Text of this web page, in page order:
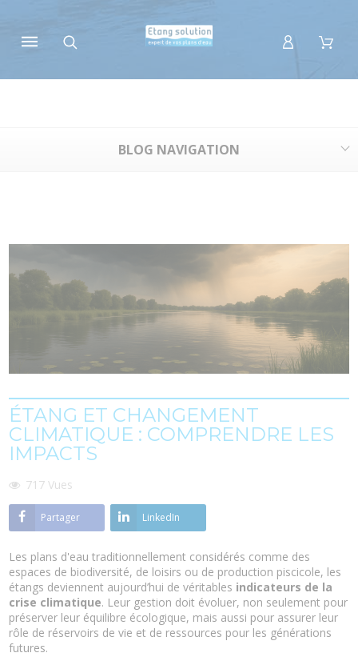
BLOG NAVIGATION
ÉTANG ET CHANGEMENT
CLIMATIQUE : COMPRENDRE LES
IMPACTS
717Vues
Partager LinkedIn
Les plans d'eau traditionnellement considérés comme des
espaces de biodiversité, de loisirs ou de production piscicole, les
étangs deviennent aujourd’hui de véritables indicateurs de la
crise climatique. Leur gestion doit évoluer, non seulement pour
préserver leur équilibre écologique, mais aussi pour assurer leur
rôle de réservoirs de vie et de ressources pour les générations
futures.